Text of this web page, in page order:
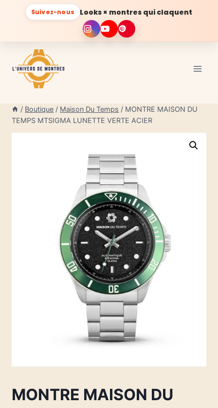
Suivez-nous Looks × montres qui claquent
contenu
/ Boutique / Maison Du Temps / MONTRE MAISON DU
TEMPS MTSIGMA LUNETTE VERTE ACIER
MONTRE MAISON DU